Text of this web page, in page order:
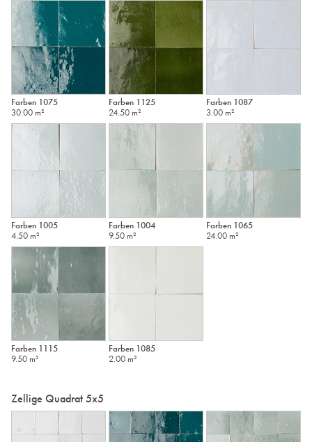
Farben 1075
30.00 m²
Farben 1125
24.50 m²
Farben 1087
3.00 m²
Farben 1005
4.50 m²
Farben 1004
9.50 m²
Farben 1065
24.00 m²
Farben 1115
9.50 m²
Farben 1085
2.00 m²
Zellige Quadrat 5x5